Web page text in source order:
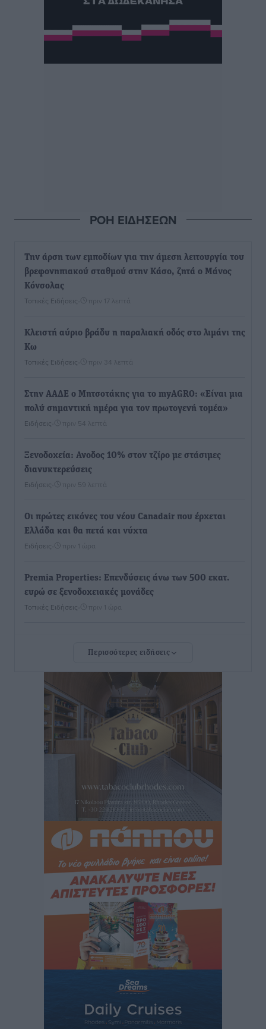
ΡΟΗ ΕΙΔΗΣΕΩΝ
Την άρση των εμποδίων για την άμεση λειτουργία του
βρεφονηπιακού σταθμού στην Κάσο, ζητά ο Μάνος
Κόνσολας
Τοπικές Ειδήσεις πριν 17 λεπτά
Κλειστή αύριο βράδυ η παραλιακή οδός στο λιμάνι της
Κω
Τοπικές Ειδήσεις πριν 34 λεπτά
Στην ΑΑΔΕ ο Μητσοτάκης για το myAGRO: «Είναι μια
πολύ σημαντική ημέρα για τον πρωτογενή τομέα»
Ειδήσεις πριν 54 λεπτά
Ξενοδοχεία: Ανοδος 10% στον τζίρο με στάσιμες
διανυκτερεύσεις
Ειδήσεις πριν 59 λεπτά
Οι πρώτες εικόνες του νέου Canadair που έρχεται
Ελλάδα και θα πετά και νύχτα
Ειδήσεις πριν 1 ώρα
Premia Properties: Επενδύσεις άνω των 500 εκατ.
ευρώ σε ξενοδοχειακές μονάδες
Τοπικές Ειδήσεις πριν 1 ώρα
διακόψουν το κάπνισμα
Έκτακτο επίδομα παιδιού: Έως 10 Αυγούστου η
προθεσμία για ΑΦΜ – Ποιοι πάνε ταμείο
Ειδήσεις πριν 1 ώρα
ASTYBUS: 27.642 διαδρομές στην Αστυπάλαια – Το
«έξυπνο» μοντέλο μετακίνησης που έγινε μέρος της
καθημερινότητας
Τοπικές Ειδήσεις πριν 2 ώρες
Ερώτηση Μπελέρη σε Κομισιόν για τη δημιουργία
«σύγχρονου Ευρωπαϊκού Ταμείου Αντιμετώπισης
Φυσικών Καταστροφών»
πριν 3 ώρες
Έκκληση γονέων για να λειτουργήσει ο
Βρεφονηπιακός Σταθμός Κάσου
• πριν 3 ώρες
πριν 3 ώρες
Περισσότερες ειδήσεις